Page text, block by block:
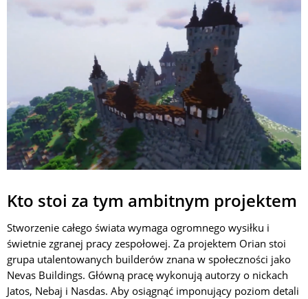
Kto stoi za tym ambitnym projektem
Stworzenie całego świata wymaga ogromnego wysiłku i
świetnie zgranej pracy zespołowej. Za projektem Orian stoi
grupa utalentowanych builderów znana w społeczności jako
Nevas Buildings. Główną pracę wykonują autorzy o nickach
Jatos, Nebaj i Nasdas. Aby osiągnąć imponujący poziom detali